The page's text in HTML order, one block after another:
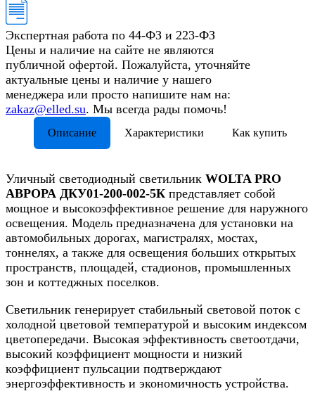
Экспертная работа по 44-ФЗ и 223-ФЗ
Цены и наличие на сайте не являются
публичной офертой. Пожалуйста, уточняйте
актуальные цены и наличие у нашего
менеджера или просто напишите нам на:
zakaz@elled.su. Мы всегда рады помочь!
Описание Характеристики Как купить
Уличный светодиодный светильник WOLTA PRO
АВРОРА ДКУ01-200-002-5К представляет собой
мощное и высокоэффективное решение для наружного
освещения. Модель предназначена для установки на
автомобильных дорогах, магистралях, мостах,
тоннелях, а также для освещения больших открытых
пространств, площадей, стадионов, промышленных
зон и коттеджных поселков.
Светильник генерирует стабильный световой поток с
холодной цветовой температурой и высоким индексом
цветопередачи. Высокая эффективность светоотдачи,
высокий коэффициент мощности и низкий
коэффициент пульсации подтверждают
энергоэффективность и экономичность устройства.